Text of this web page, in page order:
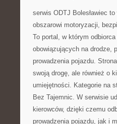
serwis ODTJ Bolesławiec
obszarowi motoryzacji,
To portal, w którym
obowiązujących na drodze,
prowadzenia pojazdu.
swoją drogę, ale również o
umiejętności. Kategorie na
Bez Tajemnic. W serwisie
kierowców, dzięki czemu
prowadzenia pojazdu, jak i